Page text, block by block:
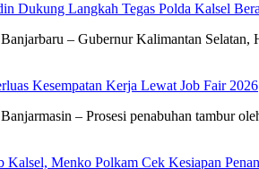
Dukung Langkah Tegas Polda Kalsel
– Gubernur Kalimantan
Kesempatan Kerja Lewat Job Fair 2026
– Prosesi penabuhan tambur
Kalsel, Menko Polkam Cek Kesiapan